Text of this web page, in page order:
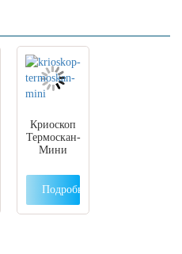
Криоскоп
Термоскан-
Мини
Подробнее